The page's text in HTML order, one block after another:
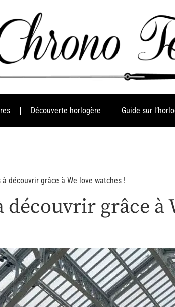
Découverte horlogère Guide sur
découvrir grâce à We love watches !
grâce à